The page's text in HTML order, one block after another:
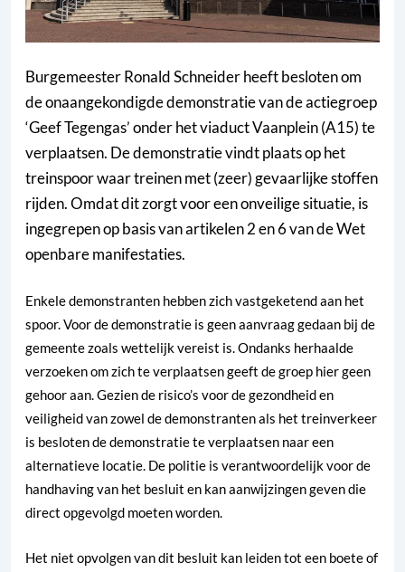
Burgemeester Ronald Schneider heeft besloten om
de onaangekondigde demonstratie van de actiegroep
‘Geef Tegengas’ onder het viaduct Vaanplein (A15) te
verplaatsen. De demonstratie vindt plaats op het
treinspoor waar treinen met (zeer) gevaarlijke stoffen
rijden. Omdat dit zorgt voor een onveilige situatie, is
ingegrepen op basis van artikelen 2 en 6 van de Wet
openbare manifestaties.
Enkele demonstranten hebben zich vastgeketend aan het
spoor. Voor de demonstratie is geen aanvraag gedaan bij de
gemeente zoals wettelijk vereist is. Ondanks herhaalde
verzoeken om zich te verplaatsen geeft de groep hier geen
gehoor aan. Gezien de risico’s voor de gezondheid en
veiligheid van zowel de demonstranten als het treinverkeer
is besloten de demonstratie te verplaatsen naar een
alternatieve locatie. De politie is verantwoordelijk voor de
handhaving van het besluit en kan aanwijzingen geven die
direct opgevolgd moeten worden.
Het niet opvolgen van dit besluit kan leiden tot een boete of